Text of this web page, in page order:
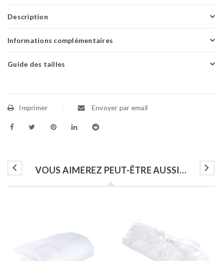
Description
Informations complémentaires
Guide des tailles
Imprimer Envoyer par email
VOUS AIMEREZ PEUT-ÊTRE AUSSI…